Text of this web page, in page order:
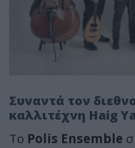
Συναντά τον
καλλιτέχνη Haig
Το Polis Ensemble